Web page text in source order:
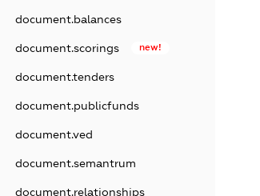
document.balances
document.scorings new!
document.tenders
document.publicfunds
document.ved
document.semantrum
document.relationships